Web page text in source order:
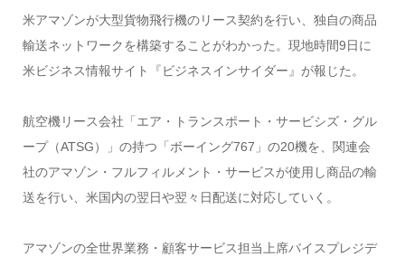
米アマゾンが大型貨物飛行機のリース契約を行い、独自の商品
輸送ネットワークを構築することがわかった。現地時間9日に
米ビジネス情報サイト『ビジネスインサイダー』が報じた。
航空機リース会社「エア・トランスポート・サービシズ・グル
ープ（ATSG）」の持つ「ボーイング767」の20機を、関連会
社のアマゾン・フルフィルメント・サービスが使用し商品の輸
送を行い、米国内の翌日や翌々日配送に対応していく。
アマゾンの全世界業務・顧客サービス担当上席バイスプレジデ